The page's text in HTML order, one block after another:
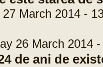
March 2014 -
26 March 2014 -
de ani de